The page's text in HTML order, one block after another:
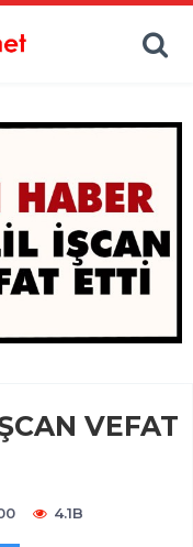
VEFAT
4.1B